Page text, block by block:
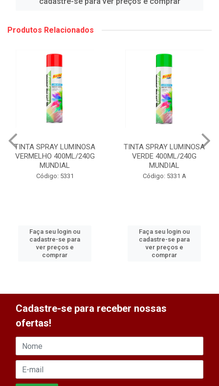
Produtos Relacionados
TINTA SPRAY LUMINOSA
VERMELHO 400ML/240G
MUNDIAL
Código: 5331
Faça seu login ou
cadastre-se para
ver preços e
comprar
TINTA SPRAY LUMINOSA
VERDE 400ML/240G
MUNDIAL
Código: 5331 A
Faça seu login ou
cadastre-se para
ver preços e
comprar
Cadastre-se para receber nossas
ofertas!